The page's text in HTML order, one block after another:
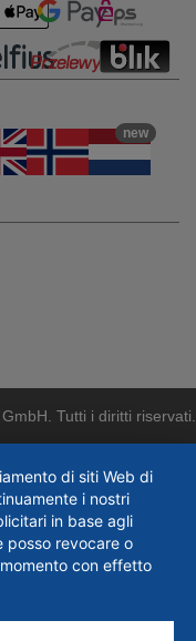
new
Tutti i diritti riservati.
di siti Web di
i nostri
in base agli
posso revocare o
con effetto